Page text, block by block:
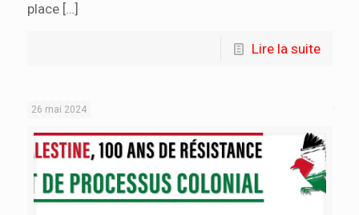
place[…]
Lire la suite
26 mai 2024